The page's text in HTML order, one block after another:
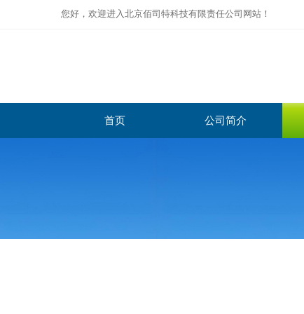
您好，欢迎进入北京佰司特科技有限责任公司网站！
首页 公司简介